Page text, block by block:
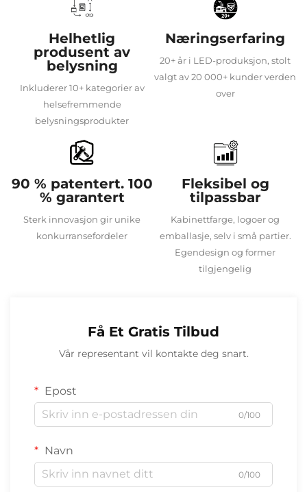
Helhetlig
produsent av
belysning
Inkluderer 10+ kategorier av
helsefremmende
belysningsprodukter
Næringserfaring
20+ år i LED-produksjon, stolt
valgt av 20 000+ kunder verden
over
90 % patentert. 100
% garantert
Sterk innovasjon gir unike
konkurransefordeler
Fleksibel og
tilpassbar
Kabinettfarge, logoer og
emballasje, selv i små partier.
Egendesign og former
tilgjengelig
Få Et Gratis Tilbud
Vår representant vil kontakte deg snart.
Epost
0/100
Navn
0/100